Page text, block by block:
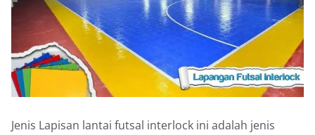
Jenis Lapisan lantai futsal interlock ini adalah jenis